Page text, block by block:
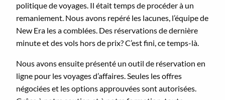
politique de voyages. Il était temps de procéder à un
remaniement. Nous avons repéré les lacunes, l’équipe de
New Era les a comblées. Des réservations de dernière
minute et des vols hors de prix? C’est fini, ce temps-là.
Nous avons ensuite présenté un outil de réservation en
ligne pour les voyages d’affaires. Seules les offres
négociées et les options approuvées sont autorisées.